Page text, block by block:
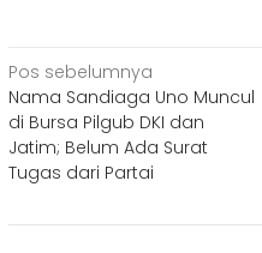
Navigasi
pos
Pos sebelumnya
Nama Sandiaga Uno Muncul
di Bursa Pilgub DKI dan
Jatim; Belum Ada Surat
Tugas dari Partai